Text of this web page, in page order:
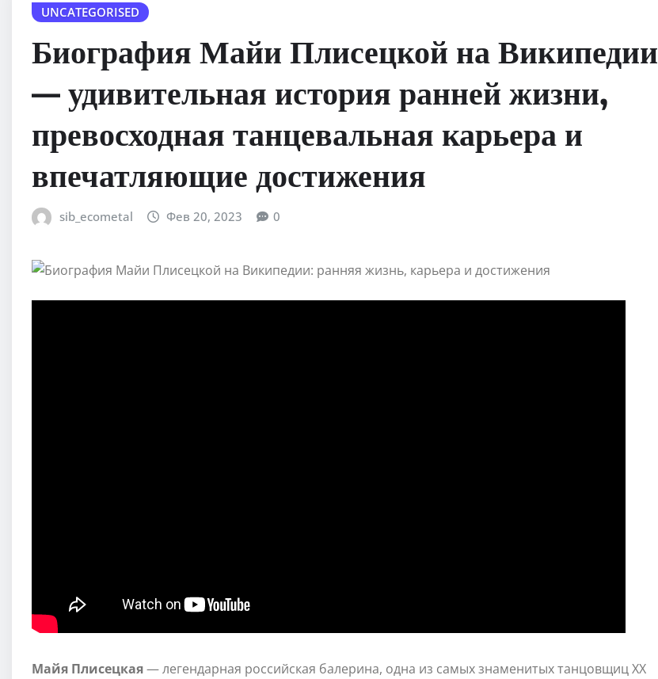
UNCATEGORISED
Биография Майи Плисецкой на Википедии
— удивительная история ранней жизни,
превосходная танцевальная карьера и
впечатляющие достижения
sib_ecometal Фев 20, 2023 0
Майя Плисецкая— легендарная российская балерина, одна из самых знаменитых танцовщиц ХХ